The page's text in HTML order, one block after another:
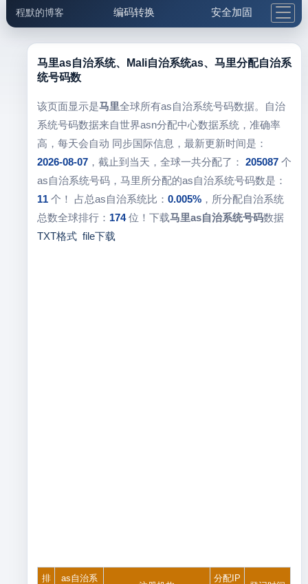
程默的博客 编码转换 安全加固
邮件工具 生活便民 更多工具
马里as自治系统、Mali自治系统as、马里分配自治系
统号码数
该页面显示是马里全球所有as自治系统号码数据。自治
系统号码数据来自世界asn分配中心数据系统，准确率
高，每天会自动 同步国际信息，最新更新时间是：
2026-08-07，截止到当天，全球一共分配了： 205087个
as自治系统号码，马里所分配的as自治系统号码数是：
11个！ 占总as自治系统比： 0.005%，所分配自治系统
总数全球排行： 174位！下载马里as自治系统号码数据
TXT格式 file下载
排
as自治系
分配IP